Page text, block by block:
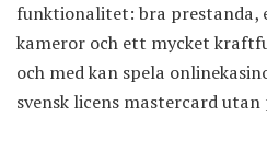
funktionalitet: bra prestanda,
kameror och ett mycket
och med kan spela
svensk licens mastercardutan